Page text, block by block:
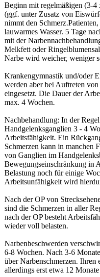
Beginn mit regelmäßigen (3-
(ggf. unter Zusatz von
nimmt den
lauwarmes Wasser. 5 Tage
mit der
Melkfett oder
Narbe wird weicher, weniger
Krankengymnastik und/oder
werden aber bei Auftreten
eingesetzt. Die Dauer der
max. 4 Wochen.
Nachbehandlung: In der
Handgelenksganglien 3 - 4
Arbeitsfähigkeit. Ein
Schmerzen kann in manchen
von Ganglien im
Bewegungseinschränkung in
Belastung noch für einige
Arbeitsunfähigkeit wird
Nach der OP von
sind die Schmerzen in aller
nach der OP besteht
wieder voll belasten.
Narbenbeschwerden
6-8 Wochen. Nach 3-6
über Narbenschmerzen.
allerdings erst etwa 12